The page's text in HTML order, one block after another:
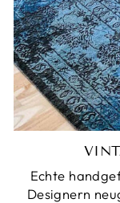
Echte
Designern